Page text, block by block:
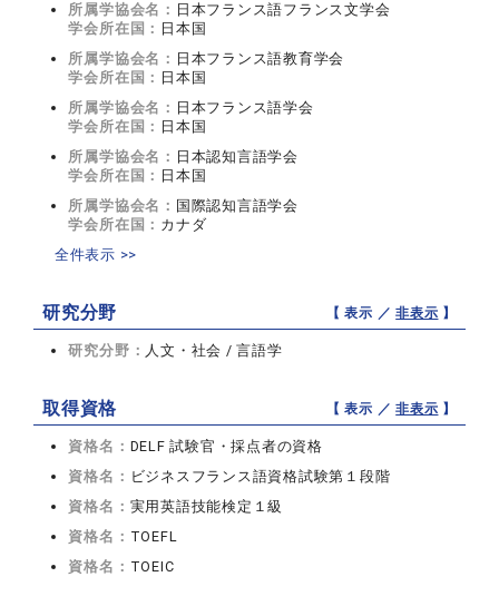
所属学協会名： 日本フランス語フランス文学会
学会所在国： 日本国
所属学協会名： 日本フランス語教育学会
学会所在国： 日本国
所属学協会名： 日本フランス語学会
学会所在国： 日本国
所属学協会名： 日本認知言語学会
学会所在国： 日本国
所属学協会名： 国際認知言語学会
学会所在国： カナダ
全件表示 >>
研究分野 【 表示 ／非表示 】
研究分野： 人文・社会 / 言語学
取得資格 【 表示 ／非表示 】
資格名： DELF 試験官・採点者の資格
資格名： ビジネスフランス語資格試験第１段階
資格名： 実用英語技能検定１級
資格名： TOEFL
資格名： TOEIC